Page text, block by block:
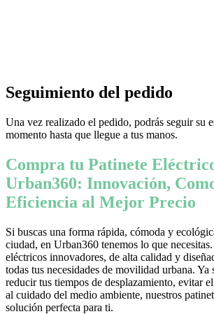
Seguimiento del pedido
Una vez realizado el pedido, podrás seguir su
momento hasta que llegue a tus manos.
Compra tu Patinete
Urban360: Innovación,
Eficiencia al Mejor Precio
Si buscas una forma rápida, cómoda y
ciudad, en Urban360 tenemos lo que
eléctricos innovadores, de alta calidad y
todas tus necesidades de movilidad urbana. Ya
reducir tus tiempos de desplazamiento, evitar
al cuidado del medio ambiente, nuestros
solución perfecta para ti.